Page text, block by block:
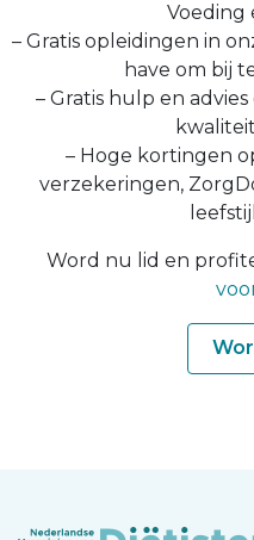
Voeding
– Gratis opleidingen in
have om bij
– Gratis hulp en
– Hoge kortingen
verzekeringen,
Word nu lid en